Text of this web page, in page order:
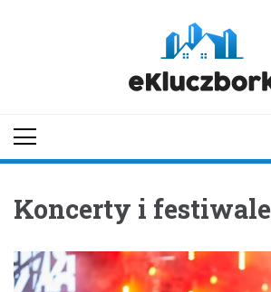
Koncerty i festiwale